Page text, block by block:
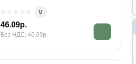
0
46.09р.
Без НДС: 46.09р.